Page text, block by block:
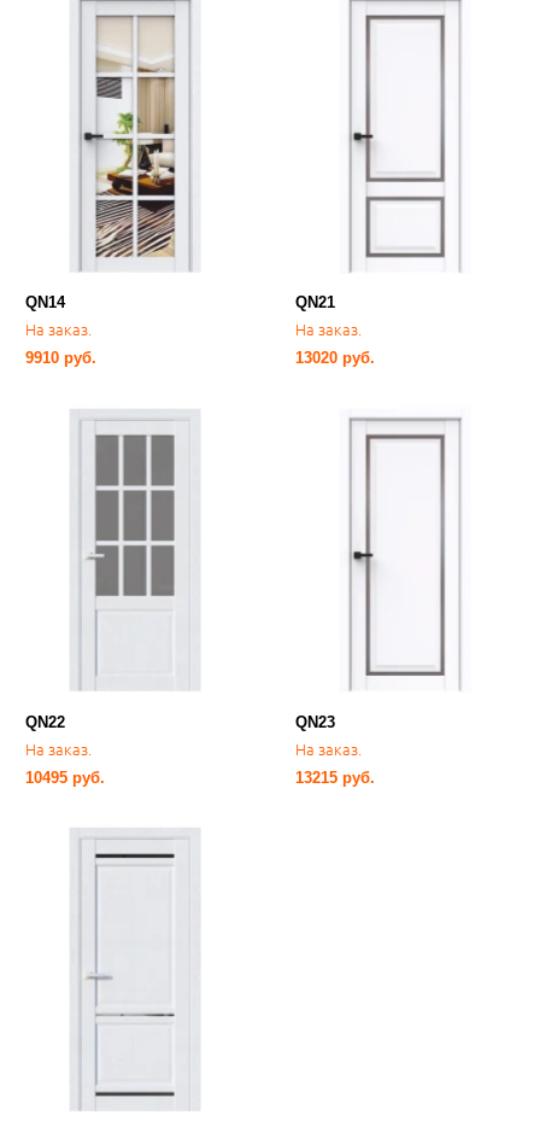
QN14
На заказ.
9910 руб.
QN21
На заказ.
13020 руб.
QN22
На заказ.
10495 руб.
QN23
На заказ.
13215 руб.